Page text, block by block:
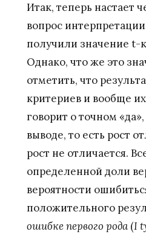
Итак, теперь настает
вопрос
получили значение t-
Однако, что же это
отметить, что
критериев и вообще
говорит о точном
выводе, то есть рост
рост не отличается.
определенной доли
вероятности
положительного
ошибке первого рода (I